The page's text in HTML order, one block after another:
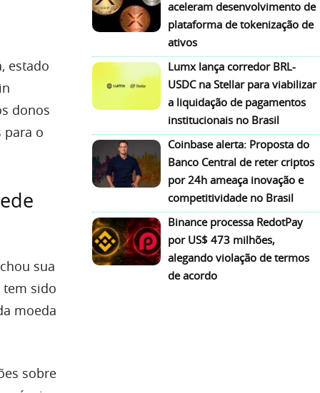
estado
donos
para o
sua
tem sido
moeda
sobre
aceleram desenvolvimento de
plataforma de tokenização de
ativos
Lumx lança corredor BRL-
USDC na Stellar para viabilizar
a liquidação de pagamentos
institucionais no Brasil
Coinbase alerta: Proposta do
Banco Central de reter criptos
por 24h ameaça inovação e
competitividade no Brasil
Binance processa RedotPay
por US$ 473 milhões,
alegando violação de termos
de acordo